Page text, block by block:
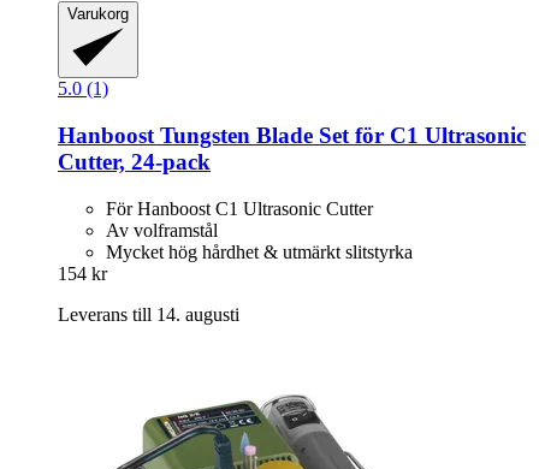
Varukorg
5.0 (1)
Hanboost Tungsten Blade Set för C1 Ultrasonic
Cutter, 24-​pack
För Hanboost C1 Ultrasonic Cutter
Av volframstål
Mycket hög hårdhet & utmärkt slitstyrka
154 kr
Leverans till 14. augusti